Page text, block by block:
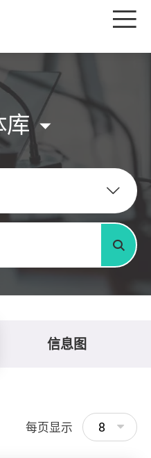
目
库
搜寻
信息图
每页显示 8